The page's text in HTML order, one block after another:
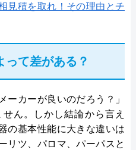
見積を取れ！その理由とチ
って差がある？
ーカーが良いのだろう？」
ん。しかし結論から言え
の基本性能に大きな違いは
リツ、パロマ、パーパスと